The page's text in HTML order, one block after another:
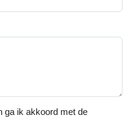
ga ik akkoord met de